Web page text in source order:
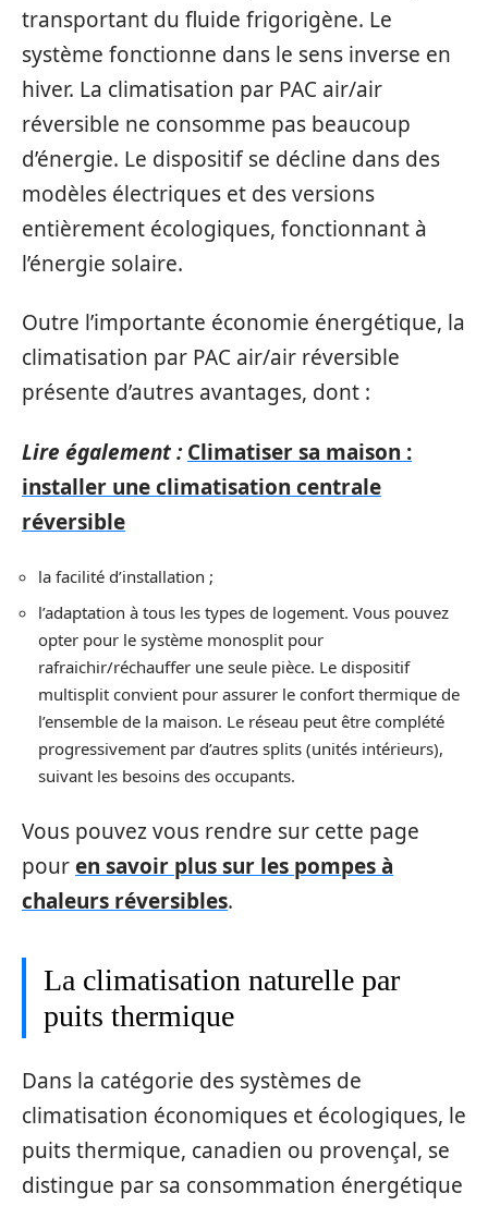
transportant du fluide frigorigène. Le
système fonctionne dans le sens inverse en
hiver. La climatisation par PAC air/air
réversible ne consomme pas beaucoup
d’énergie. Le dispositif se décline dans des
modèles électriques et des versions
entièrement écologiques, fonctionnant à
l’énergie solaire.
Outre l’importante économie énergétique, la
climatisation par PAC air/air réversible
présente d’autres avantages, dont :
Lire également : Climatiser sa maison :
installer une climatisation centrale
réversible
la facilité d’installation ;
l’adaptation à tous les types de logement. Vous pouvez
opter pour le système monosplit pour
rafraichir/réchauffer une seule pièce. Le dispositif
multisplit convient pour assurer le confort thermique de
l’ensemble de la maison. Le réseau peut être complété
progressivement par d’autres splits (unités intérieurs),
suivant les besoins des occupants.
Vous pouvez vous rendre sur cette page
pouren savoir plus sur les pompes à
chaleurs réversibles.
La climatisation naturelle par
puits thermique
Dans la catégorie des systèmes de
climatisation économiques et écologiques, le
puits thermique, canadien ou provençal, se
distingue par sa consommation énergétique